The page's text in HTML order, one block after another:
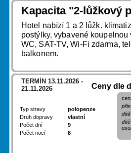
Kapacita "2-lůžkový
Hotel nabízí 1 a 2 lůžk.
postýlky, vybavené
WC, SAT-TV, Wi-Fi zdarma,
balkonem.
TERMÍN 13.11.2026 -
21.11.2026
Typ stravy
polopenze
Druh dopravy
vlastní
Počet dní
9
Počet nocí
8
Ceny dle